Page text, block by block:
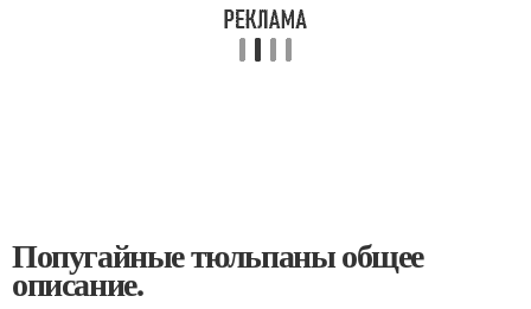
Попугайные тюльпаны общее
описание.